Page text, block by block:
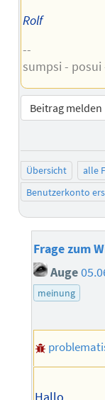
Rolf
--
sumpsi - posui
Beitrag melden
Übersicht alle
Benutzerkonto
Frage zum
Auge
meinung